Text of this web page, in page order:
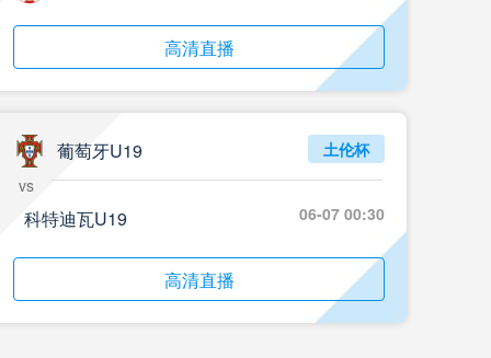
高清直播
葡萄牙U19
vs
科特迪瓦U19
土伦杯
06-07 00:30
高清直播